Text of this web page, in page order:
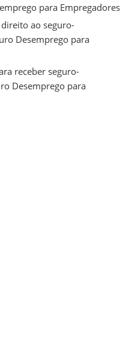
para Empregadores
ao seguro-
Desemprego para
receber seguro-
Desemprego para